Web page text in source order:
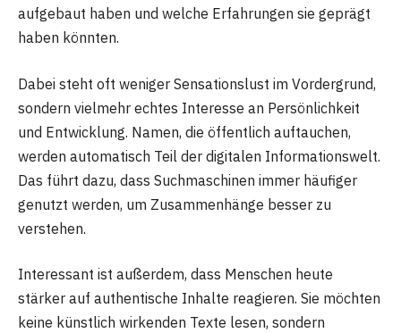
aufgebaut haben und welche Erfahrungen sie geprägt
haben könnten.
Dabei steht oft weniger Sensationslust im Vordergrund,
sondern vielmehr echtes Interesse an Persönlichkeit
und Entwicklung. Namen, die öffentlich auftauchen,
werden automatisch Teil der digitalen Informationswelt.
Das führt dazu, dass Suchmaschinen immer häufiger
genutzt werden, um Zusammenhänge besser zu
verstehen.
Interessant ist außerdem, dass Menschen heute
stärker auf authentische Inhalte reagieren. Sie möchten
keine künstlich wirkenden Texte lesen, sondern